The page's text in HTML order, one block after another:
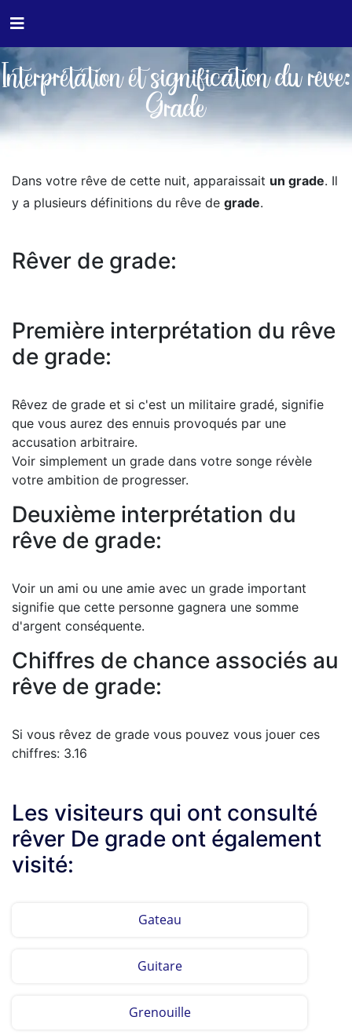
Interprétation et signification du rêve:
Grade
Dans votre rêve de cette nuit, apparaissait un grade. Il
y a plusieurs définitions du rêve de grade.
Rêver de grade:
Première interprétation du rêve
de grade:
Rêvez de grade et si c'est un militaire gradé, signifie
que vous aurez des ennuis provoqués par une
accusation arbitraire.
Voir simplement un grade dans votre songe révèle
votre ambition de progresser.
Deuxième interprétation du
rêve de grade:
Voir un ami ou une amie avec un grade important
signifie que cette personne gagnera une somme
d'argent conséquente.
Chiffres de chance associés au
rêve de grade:
Si vous rêvez de grade vous pouvez vous jouer ces
chiffres: 3.16
Les visiteurs qui ont consulté
rêver De grade ont également
visité:
Gateau
Guitare
Grenouille